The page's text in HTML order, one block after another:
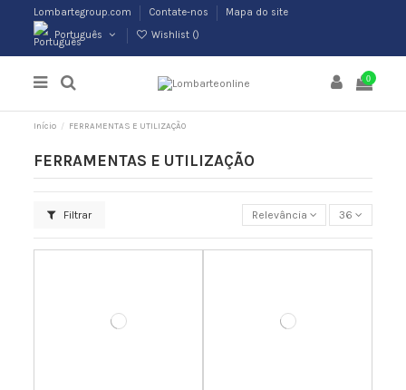
Lombartegroup.com Contate-nos
Mapa do site
Português
Wishlist ()
0
Início FERRAMENTAS E UTILIZAÇÃO
FERRAMENTAS E UTILIZAÇÃO
Filtrar Relevância 36